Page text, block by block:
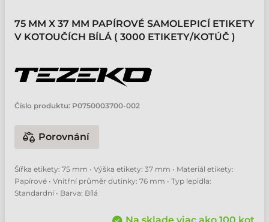
75 MM X 37 MM PAPÍROVÉ SAMOLEPICÍ ETIKETY
V KOTOUČÍCH BÍLÁ ( 3000 ETIKETY/KOTÚČ )
Číslo produktu: P0750003700-002
Porovnání
Šířka etikety: 75 mm • Výška etikety: 37 mm • Materiál etikety:
Papírové • Vnitřní průměr dutinky: 76 mm • Typ lepidla:
Standardní • Barva: Bílá